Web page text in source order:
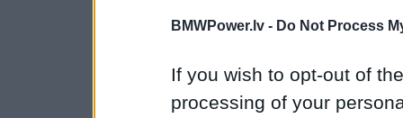
BMWPower.lv - Do Not Process
If you wish to opt-out of
processing of your